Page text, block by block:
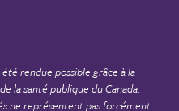
rendue possible grâce à la
la santé publique du Canada.
ne représentent pas forcément